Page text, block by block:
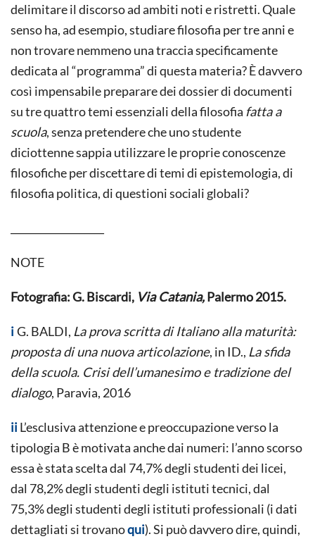
delimitare il discorso ad ambiti noti e ristretti. Quale
senso ha, ad esempio, studiare filosofia per tre anni e
non trovare nemmeno una traccia specificamente
dedicata al “programma” di questa materia? È davvero
così impensabile preparare dei dossier di documenti
su tre quattro temi essenziali della filosofia fatta a
scuola, senza pretendere che uno studente
diciottenne sappia utilizzare le proprie conoscenze
filosofiche per discettare di temi di epistemologia, di
filosofia politica, di questioni sociali globali?
NOTE
Fotografia: G. Biscardi, Via Catania,Palermo 2015.
iG. BALDI, La prova scritta di Italiano alla maturità:
proposta di una nuova articolazione, in ID., La sfida
della scuola. Crisi dell’umanesimo e tradizione del
dialogo, Paravia, 2016
iiL’esclusiva attenzione e preoccupazione verso la
tipologia B è motivata anche dai numeri: l’anno scorso
essa è stata scelta dal 74,7% degli studenti dei licei,
dal 78,2% degli studenti degli istituti tecnici, dal
75,3% degli studenti degli istituti professionali (i dati
dettagliati si trovanoqui). Si può davvero dire, quindi,